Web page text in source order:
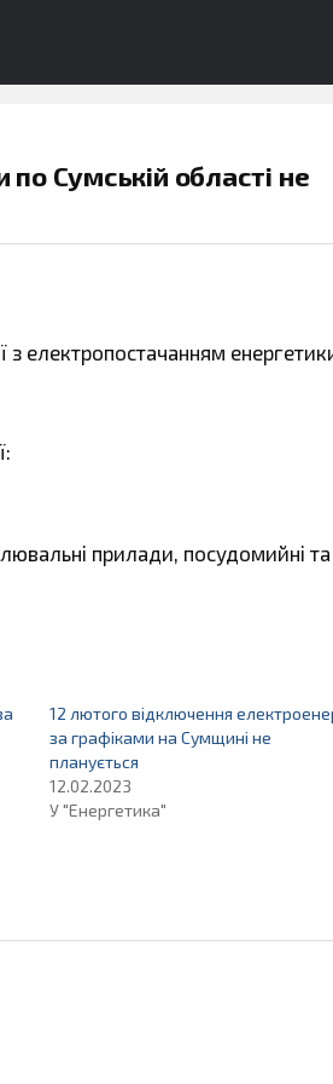
Сумській області не
з електропостачанням
прилади, посудомийні та
12 лютого відключення
за графіками на Сумщині не
планується
12.02.2023
У "Енергетика"